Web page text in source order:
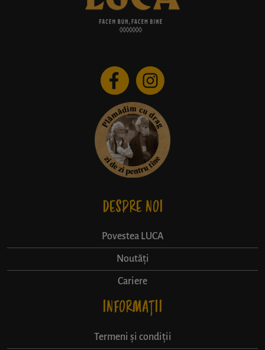
DESPRE NOI
Povestea LUCA
Noutăți
Cariere
INFORMAȚII
Termeni și condiții